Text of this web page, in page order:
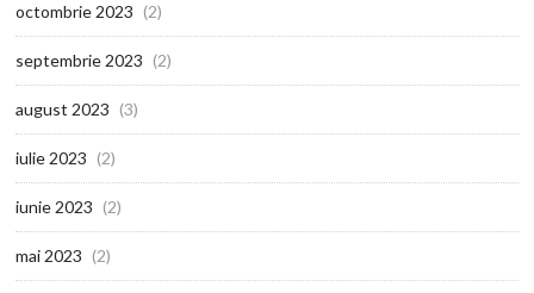
octombrie 2023 (2)
septembrie 2023 (2)
august 2023 (3)
iulie 2023 (2)
iunie 2023 (2)
mai 2023 (2)